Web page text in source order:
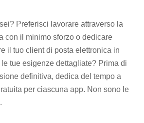
Preferisci lavorare attraverso la
con il minimo sforzo o dedicare
il tuo client di posta elettronica in
tue esigenze dettagliate? Prima di
definitiva, dedica del tempo a
per ciascuna app. Non sono le